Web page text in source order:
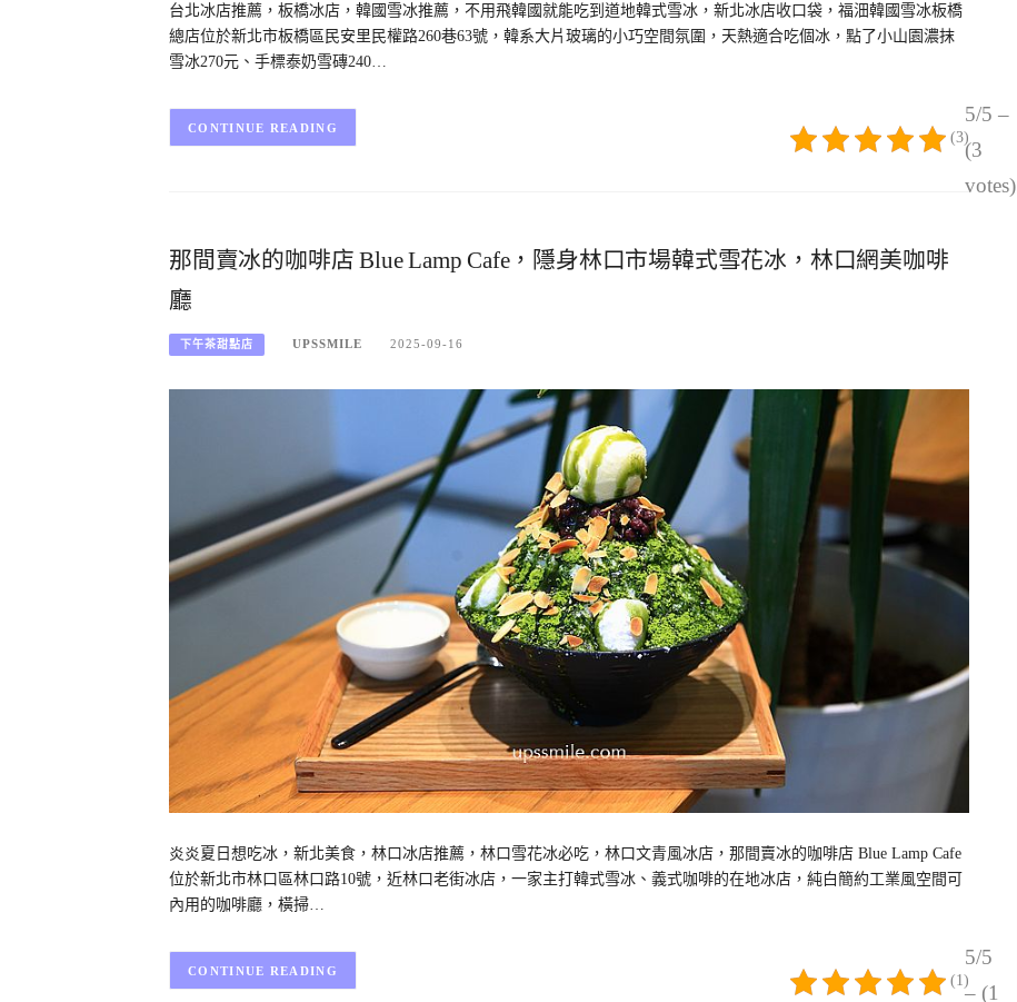
台北冰店推薦，板橋冰店，韓國雪冰推薦，不用飛韓國就能吃到道地韓式雪冰，新北冰店收口袋，福沺韓國雪冰板橋
總店位於新北市板橋區民安里民權路260巷63號，韓系大片玻璃的小巧空間氛圍，天熱適合吃個冰，點了小山園濃抹
雪冰270元、手標泰奶雪磚240…
5/5 –
(3
votes)
(3)
CONTINUE READING
那間賣冰的咖啡店 Blue Lamp Cafe，隱身林口市場韓式雪花冰，林口網美咖啡
廳
下午茶甜點店 UPSSMILE 2025-09-16
炎炎夏日想吃冰，新北美食，林口冰店推薦，林口雪花冰必吃，林口文青風冰店，那間賣冰的咖啡店 Blue Lamp Cafe
位於新北市林口區林口路10號，近林口老街冰店，一家主打韓式雪冰、義式咖啡的在地冰店，純白簡約工業風空間可
內用的咖啡廳，橫掃…
5/5
– (1
(1)
CONTINUE READING